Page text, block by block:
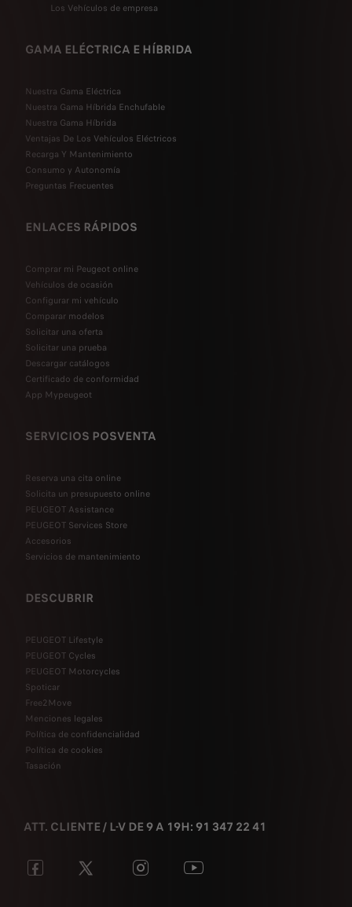
Los Vehículos de empresa
GAMA ELÉCTRICA E HÍBRIDA
Nuestra Gama Eléctrica
Nuestra Gama Híbrida Enchufable
Nuestra Gama Híbrida
Ventajas De Los Vehículos Eléctricos
Recarga Y Mantenimiento
Consumo y Autonomía
Preguntas Frecuentes
ENLACES RÁPIDOS
Comprar mi Peugeot online
Vehículos de ocasión
Configurar mi vehículo
Comparar modelos
Solicitar una oferta
Solicitar una prueba
Descargar catálogos
Certificado de conformidad
App Mypeugeot
SERVICIOS POSVENTA
Reserva una cita online
Solicita un presupuesto online
PEUGEOT Assistance
PEUGEOT Services Store
Accesorios
Servicios de mantenimiento
DESCUBRIR
PEUGEOT Lifestyle
PEUGEOT Cycles
PEUGEOT Motorcycles
Spoticar
Free2Move
Menciones legales
Política de confidencialidad
Política de cookies
Tasación
ATT. CLIENTE / L-V DE 9 A 19H: 91 347 22 41